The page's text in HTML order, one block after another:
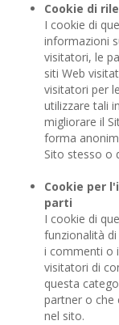
Cookie di
I cookie di
informazioni
visitatori, le
siti Web
visitatori per
utilizzare tali
migliorare il
forma
Sito stesso o
Cookie per
parti
I cookie di
funzionalità
i commenti o
visitatori di
questa
partner o che
nel sito.